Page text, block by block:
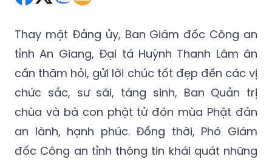
Thay mặt Đảng ủy, Ban Giám đốc Công an
tỉnh An Giang, Đại tá Huỳnh Thanh Lâm ân
cần thăm hỏi, gửi lời chúc tốt đẹp đến các vị
chức sắc, sư sãi, tăng sinh, Ban Quản trị
chùa và bà con phật tử đón mùa Phật đản
an lành, hạnh phúc. Đồng thời, Phó Giám
đốc Công an tỉnh thông tin khái quát những